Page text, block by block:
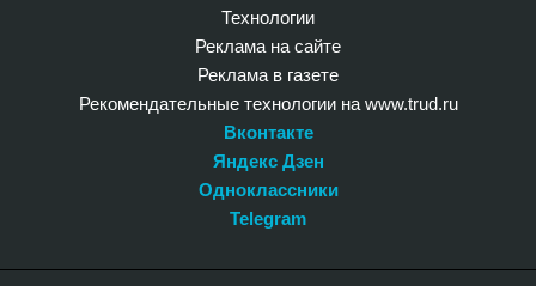
Технологии
Реклама на сайте
Реклама в газете
Рекомендательные технологии на www.trud.ru
Вконтакте
Яндекс Дзен
Одноклассники
Telegram